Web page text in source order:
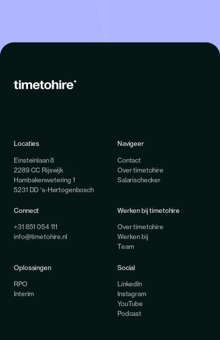
Locaties
Einsteinlaan 8
2289 CC Rijswijk
Hambakenwetering 1
5231 DD ‘s-Hertogenbosch
Navigeer
Contact
Over timetohire
Salarischecker
Connect
+31 851 054 111
info@timetohire.nl
Werken bij timetohire
Over timetohire
Werken bij
Team
Oplossingen
RPO
Interim
Social
LinkedIn
Instagram
YouTube
Podcast